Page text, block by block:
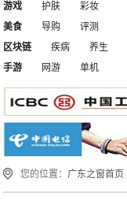
游戏
护肤
彩妆
美食
导购 评测
区块链
疾病
养生
手游
网游 单机
您的位置： 广东之窗首页